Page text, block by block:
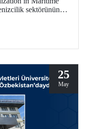
sektörünün
Birliği (IAMU)
25
May